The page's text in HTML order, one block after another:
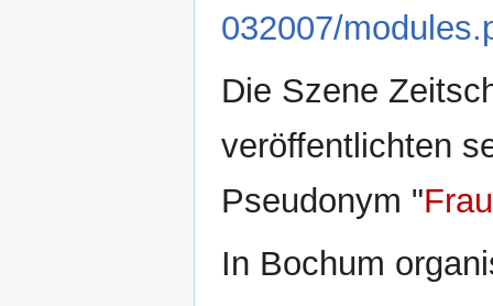
032007/
Die Szene
veröffentlichten
Pseudonym "
In Bochum